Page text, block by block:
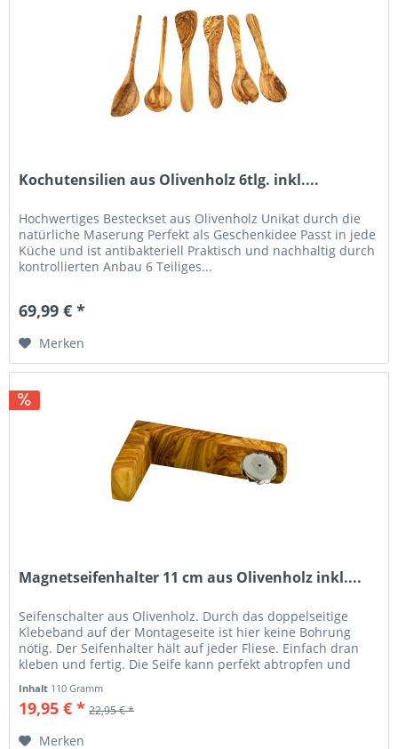
Kochutensilien aus Olivenholz 6tlg. inkl....
Hochwertiges Besteckset aus Olivenholz Unikat durch die
natürliche Maserung Perfekt als Geschenkidee Passt in jede
Küche und ist antibakteriell Praktisch und nachhaltig durch
kontrollierten Anbau 6 Teiliges...
69,99 € *
Merken
Magnetseifenhalter 11 cm aus Olivenholz inkl....
Seifenschalter aus Olivenholz. Durch das doppelseitige
Klebeband auf der Montageseite ist hier keine Bohrung
nötig. Der Seifenhalter hält auf jeder Fliese. Einfach dran
kleben und fertig. Die Seife kann perfekt abtropfen und
Inhalt 110 Gramm
19,95 € * 22,95 € *
Merken